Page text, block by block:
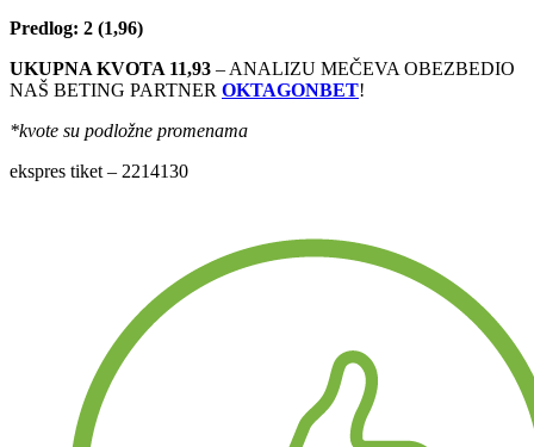
Predlog: 2 (1,96)
UKUPNA KVOTA 11,93 – ANALIZU MEČEVA OBEZBEDIO
NAŠ BETING PARTNER OKTAGONBET!
*kvote su podložne promenama
ekspres tiket – 2214130